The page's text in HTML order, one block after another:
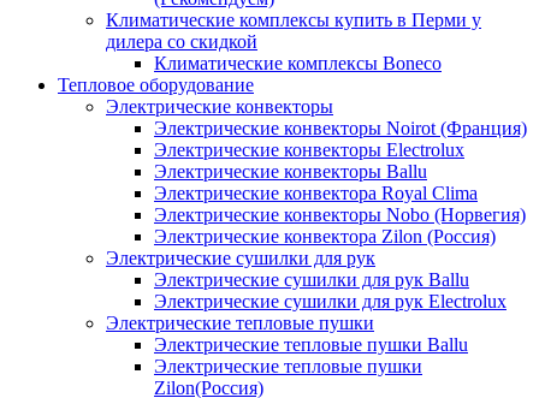
Климатические комплексы купить в Перми у
дилера со скидкой
Климатические комплексы Boneсo
Тепловое оборудование
Электрические конвекторы
Электрические конвекторы Noirot (Франция)
Электрические конвекторы Electrolux
Электрические конвекторы Ballu
Электрические конвектора Royal Clima
Электрические конвекторы Nobo (Норвегия)
Электрические конвектора Zilon (Россия)
Электрические сушилки для рук
Электрические сушилки для рук Ballu
Электрические сушилки для рук Electrolux
Электрические тепловые пушки
Электрические тепловые пушки Ballu
Электрические тепловые пушки
Zilon(Россия)